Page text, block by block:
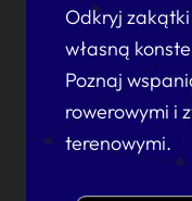
Odkryj
własną
Poznaj
rowerowymi i
terenowymi.